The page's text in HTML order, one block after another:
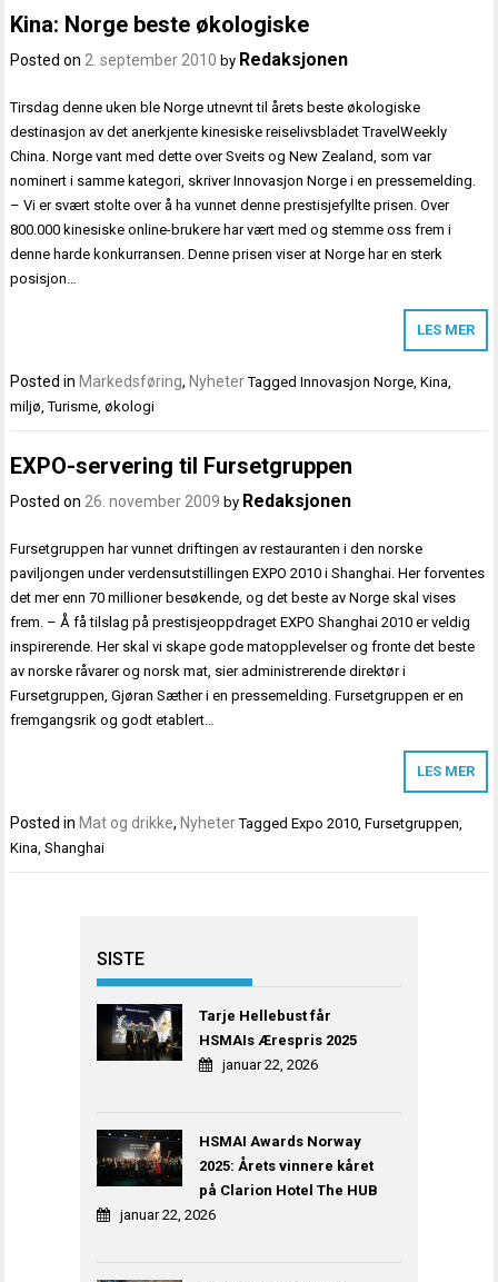
Kina: Norge beste økologiske
Posted on2. september 2010 by Redaksjonen
Tirsdag denne uken ble Norge utnevnt til årets beste økologiske
destinasjon av det anerkjente kinesiske reiselivsbladet TravelWeekly
China. Norge vant med dette over Sveits og New Zealand, som var
nominert i samme kategori, skriver Innovasjon Norge i en pressemelding.
– Vi er svært stolte over å ha vunnet denne prestisjefyllte prisen. Over
800.000 kinesiske online-brukere har vært med og stemme oss frem i
denne harde konkurransen. Denne prisen viser at Norge har en sterk
posisjon…
LES MER
Posted in Markedsføring, Nyheter TaggedInnovasjon Norge,Kina,
miljø,Turisme,økologi
EXPO-servering til Fursetgruppen
Posted on 26. november 2009 by Redaksjonen
Fursetgruppen har vunnet driftingen av restauranten i den norske
paviljongen under verdensutstillingen EXPO 2010 i Shanghai. Her forventes
det mer enn 70 millioner besøkende, og det beste av Norge skal vises
frem. – Å få tilslag på prestisjeoppdraget EXPO Shanghai 2010 er veldig
inspirerende. Her skal vi skape gode matopplevelser og fronte det beste
av norske råvarer og norsk mat, sier administrerende direktør i
Fursetgruppen, Gjøran Sæther i en pressemelding. Fursetgruppen er en
fremgangsrik og godt etablert…
LES MER
Posted in Mat og drikke, Nyheter TaggedExpo 2010 ,Fursetgruppen
Kina ,Shanghai
SISTE
Tarje Hellebust får
HSMAIs Ærespris 2025
januar 22, 2026
HSMAI Awards Norway
2025: Årets vinnere kåret
på Clarion Hotel The HUB
januar 22, 2026